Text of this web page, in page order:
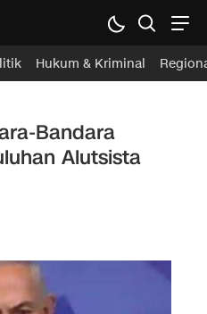
Hukum & Kriminal
Bandara
Alutsista